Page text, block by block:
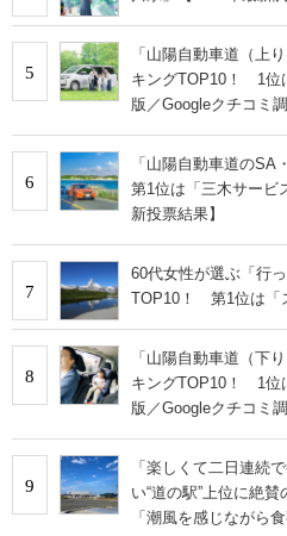
5
「山陽自動車道（上
キングTOP10！ 1位
版／Googleクチコミ調
6
「山陽自動車道の
第1位は「三木サービ
新投票結果】
7
60代女性が選ぶ「行
TOP10！ 第1位は「
8
「山陽自動車道（下
キングTOP10！ 1位
版／Googleクチコミ調
9
「楽しくて二日連続
い“道の駅”上位に絶
「潮風を感じながら